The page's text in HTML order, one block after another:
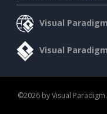
Visual
Visual
©2026 by Visual